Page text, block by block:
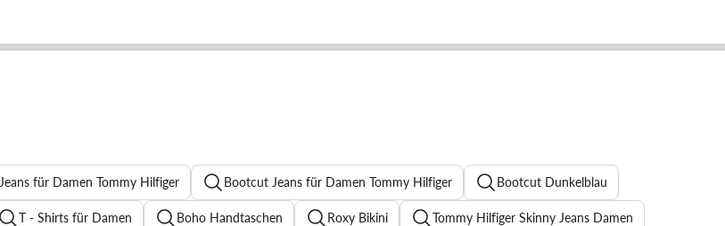
Jeans für Damen Tommy Hilfiger Bootcut Jeans für Damen Tommy Hilfiger Bootcut Dunkelblau
T - Shirts für Damen Boho Handtaschen Roxy Bikini Tommy Hilfiger Skinny Jeans Damen